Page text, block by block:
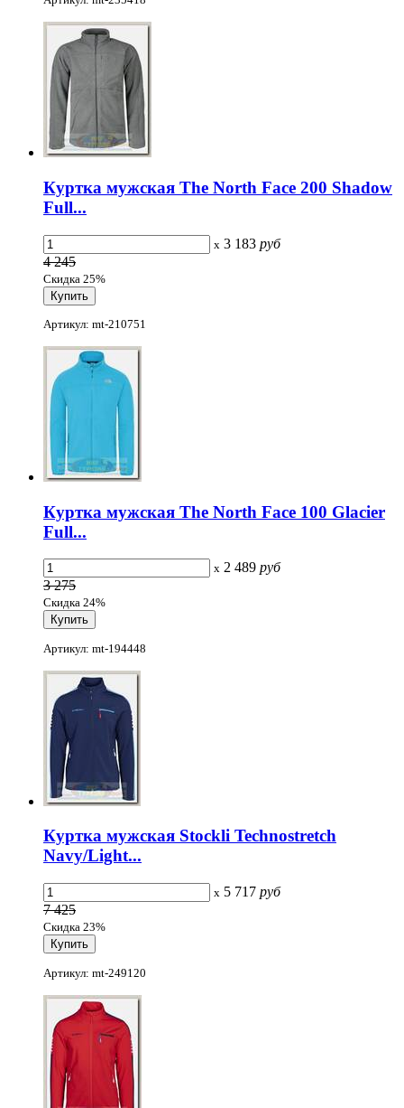
Куртка мужская The North Face 200 Shadow
Full...
x 3 183 руб
4 245
Скидка 25%
Артикул: mt-210751
Куртка мужская The North Face 100 Glacier
Full...
x 2 489 руб
3 275
Скидка 24%
Артикул: mt-194448
Куртка мужская Stockli Technostretch
Navy/Light...
x 5 717 руб
7 425
Скидка 23%
Артикул: mt-249120